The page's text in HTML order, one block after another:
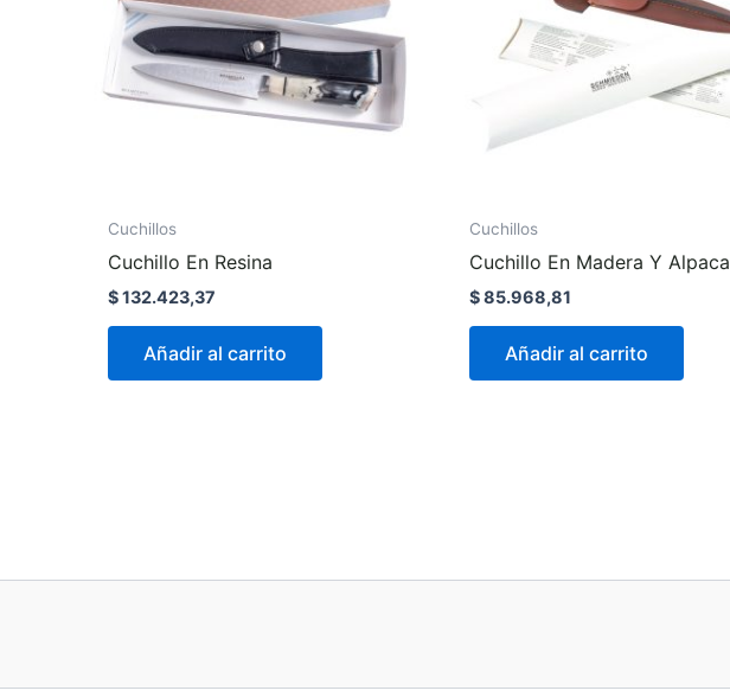
Cuchillos
Cuchillo En Resina
$132.423,37
Añadir al carrito
Cuchillos
Cuchillo En Madera Y Alpaca
$85.968,81
Añadir al carrito